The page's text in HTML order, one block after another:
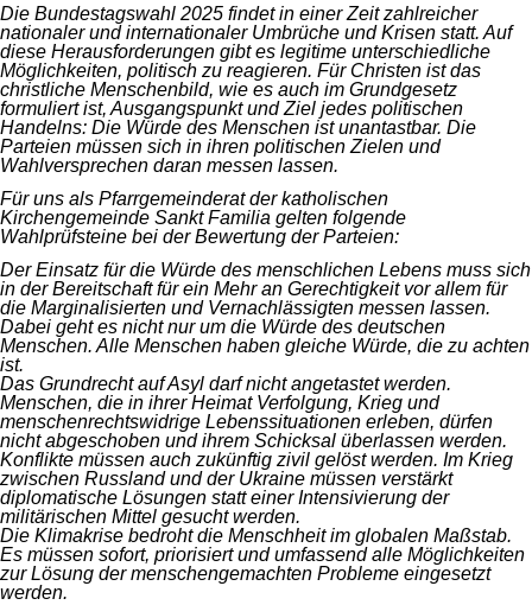
Die Bundestagswahl 2025 findet in einer Zeit zahlreicher
nationaler und internationaler Umbrüche und Krisen statt. Auf
diese Herausforderungen gibt es legitime unterschiedliche
Möglichkeiten, politisch zu reagieren. Für Christen ist das
christliche Menschenbild, wie es auch im Grundgesetz
formuliert ist, Ausgangspunkt und Ziel jedes politischen
Handelns: Die Würde des Menschen ist unantastbar. Die
Parteien müssen sich in ihren politischen Zielen und
Wahlversprechen daran messen lassen.
Für uns als Pfarrgemeinderat der katholischen
Kirchengemeinde Sankt Familia gelten folgende
Wahlprüfsteine bei der Bewertung der Parteien:
Der Einsatz für die Würde des menschlichen Lebens muss sich
in der Bereitschaft für ein Mehr an Gerechtigkeit vor allem für
die Marginalisierten und Vernachlässigten messen lassen.
Dabei geht es nicht nur um die Würde des deutschen
Menschen. Alle Menschen haben gleiche Würde, die zu achten
ist.
Das Grundrecht auf Asyl darf nicht angetastet werden.
Menschen, die in ihrer Heimat Verfolgung, Krieg und
menschenrechtswidrige Lebenssituationen erleben, dürfen
nicht abgeschoben und ihrem Schicksal überlassen werden.
Konflikte müssen auch zukünftig zivil gelöst werden. Im Krieg
zwischen Russland und der Ukraine müssen verstärkt
diplomatische Lösungen statt einer Intensivierung der
militärischen Mittel gesucht werden.
Die Klimakrise bedroht die Menschheit im globalen Maßstab.
Es müssen sofort, priorisiert und umfassend alle Möglichkeiten
zur Lösung der menschengemachten Probleme eingesetzt
werden.